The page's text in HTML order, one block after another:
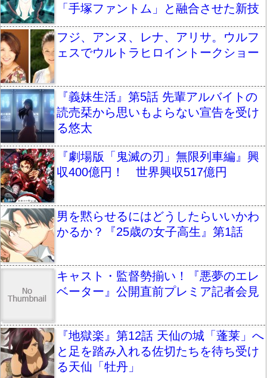
「手塚ファントム」と融合させた新技
フジ、アンヌ、レナ、アリサ。ウルフ
ェスでウルトラヒロイントークショー
『義妹生活』第5話 先輩アルバイトの
読売栞から思いもよらない宣告を受け
る悠太
『劇場版「鬼滅の刃」無限列車編』興
収400億円！ 世界興収517億円
男を黙らせるにはどうしたらいいかわ
かるか？『25歳の女子高生』第1話
キャスト・監督勢揃い！『悪夢のエレ
ベーター』公開直前プレミア記者会見
『地獄楽』第12話 天仙の城「蓬莱」へ
と足を踏み入れる佐切たちを待ち受け
る天仙「牡丹」